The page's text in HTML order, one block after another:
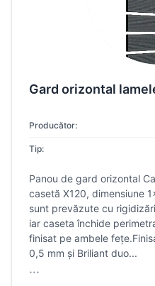
Gard orizontal
Producător:
Tip:
Panou de gard orizontal
casetă X120, dimensiune
sunt prevăzute cu
iar caseta închide
finisat pe ambele
0,5 mm și Briliant duo...
...